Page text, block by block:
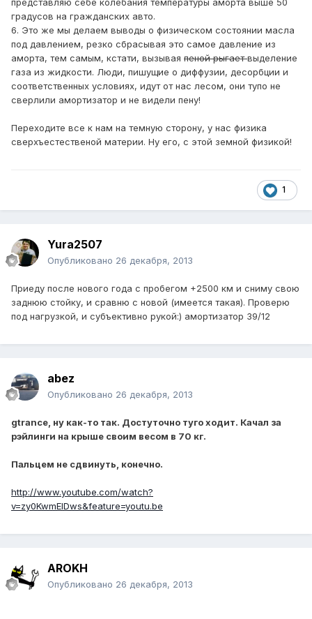
представляю себе колебания температуры аморта выше 50
градусов на гражданских авто.
6. Это же мы делаем выводы о физическом состоянии масла
под давлением, резко сбрасывая это самое давление из
аморта, тем самым, кстати, вызывая пеной рыгаетвыделение
газа из жидкости. Люди, пишущие о диффузии, десорбции и
соответственных условиях, идут от нас лесом, они тупо не
сверлили амортизатор и не видели пену!
Переходите все к нам на темную сторону, у нас физика
сверхъестественой материи. Ну его, с этой земной физикой!
1
Yura2507
Опубликовано 26 декабря, 2013
Приеду после нового года с пробегом +2500 км и сниму свою
заднюю стойку, и сравню с новой (имеется такая). Проверю
под нагрузкой, и субъективно рукой:) амортизатор 39/12
abez
Опубликовано 26 декабря, 2013
gtrance, ну как-то так. Достуточно туго ходит. Качал за
рэйлинги на крыше своим весом в 70 кг.
Пальцем не сдвинуть, конечно.
http://www.youtube.com/watch?
v=zy0KwmEIDws&feature=youtu.be
AROKH
Опубликовано 26 декабря, 2013